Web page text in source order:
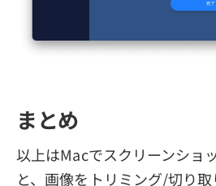
まとめ
以上はMacでスクリーンショ
と、画像をトリミング/切り